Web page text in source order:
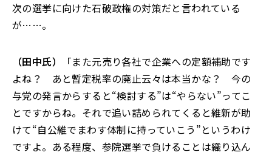
次の選挙に向けた石破政権の対策だと言われている
が……。
（田中氏） 「また元売り各社で企業への定額補助です
よね？ あと暫定税率の廃止云々は本当かな？ 今の
与党の発言からすると“検討する”は“やらない”ってこ
とですからね。それで追い詰められてくると維新が助
けて“自公維でまわす体制に持っていこう”というわけ
ですよ。ある程度、参院選挙で負けることは織り込ん